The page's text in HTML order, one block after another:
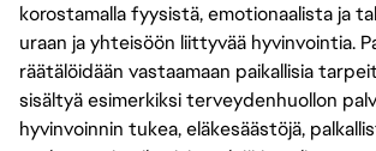
korostamalla fyysistä, emotionaalista ja
uraan ja yhteisöön liittyvää hyvinvointia.
räätälöidään vastaamaan paikallisia
sisältyä esimerkiksi terveydenhuollon
hyvinvoinnin tukea, eläkesäästöjä,